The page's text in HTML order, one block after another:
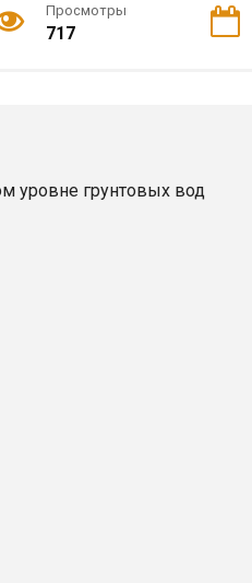
Просмотры
717
уровне грунтовых вод